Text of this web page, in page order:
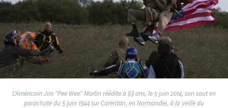
L'Américain Jim "Pee Wee" Martin réédite à 93 ans, le 5 juin 2014, son saut en
parachute du 5 juin 1944 sur Carentan, en Normandie, à la veille du